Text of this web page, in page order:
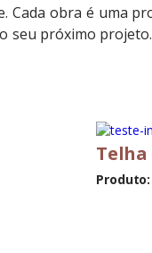
obra é uma
próximo
Telha
Produto: